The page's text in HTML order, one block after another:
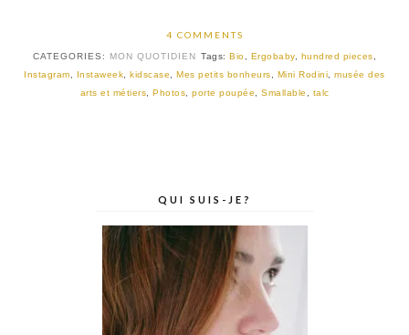
4 COMMENTS
CATEGORIES: MON QUOTIDIEN Tags: Bio Ergobaby, hundred pieces
Instagram
Instaweek ,kidscase ,Mes petits bonheurs Mini Rodini ,musée des
arts et métiers
Photos porte poupée Smallable talc
QUI SUIS-JE?